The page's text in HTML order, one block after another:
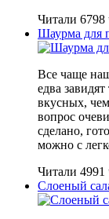
Читали 6798
Шаурма для
Все чаще
едва
вкусных,
вопрос
сделано,
можно с
Читали 4991
Слоеный